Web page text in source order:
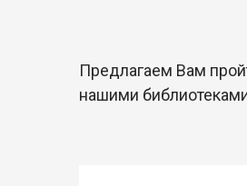
Предлагаем Вам
нашими